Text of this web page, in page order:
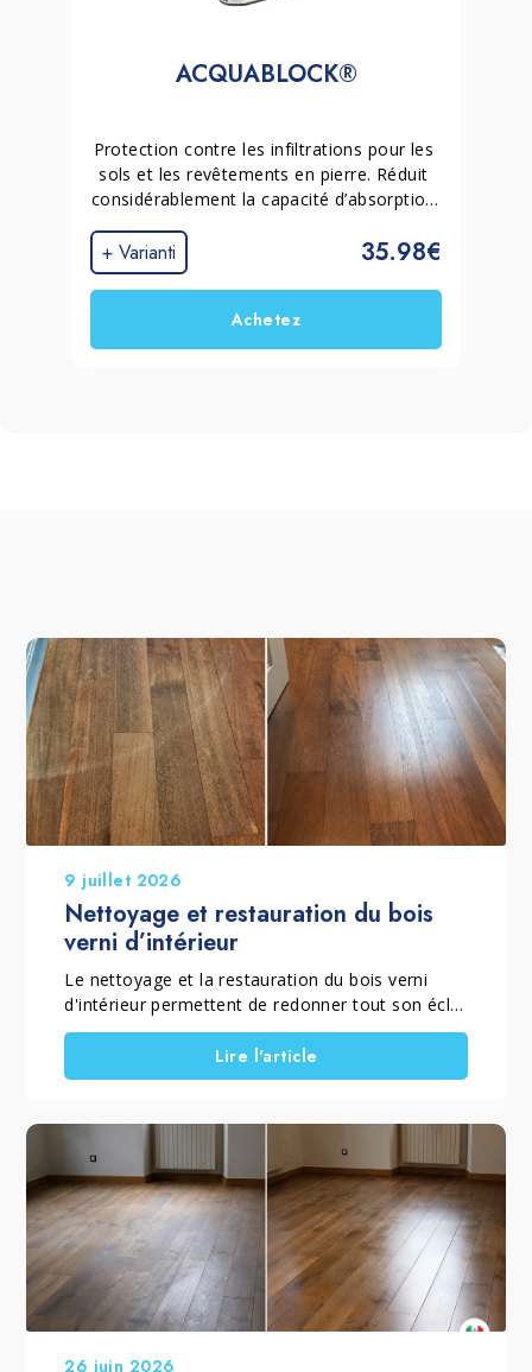
ACQUABLOCK®
Protection contre les infiltrations pour les
sols et les revêtements en pierre. Réduit
considérablement la capacité d’absorption
rassemble les matériaux. Il ne modifie pas
l’apparence des surfaces.
+ Varianti 35.98€
Achetez
9 juillet 2026
Nettoyage et restauration du bois
verni d’intérieur
Le nettoyage et la restauration du bois verni
d'intérieur permettent de redonner tout son éclat
à un parquet verni mat ou brillant qui a perdu sa
brillance, son homogénéité et sa couleur à cause
de l'usure quotidienne. Lorsque le vernis est
ponçage complet, il est possible de rénover un
parquet sans poncer grâce à un traitement
spécifique qui élimine le grisaillement superficiel,
ravive le bois et restaure la protection de la
finition. Ce traitement convient aussi bien aux
parquets vernis brillants qu'aux parquets vernis
mats, en choisissant le procédé adapté à la
finition d'origine. C'est pourquoi Marbec a
développé le KIT RESTAURA LEGNO VERNICIATO
Lire l'article
26 juin 2026